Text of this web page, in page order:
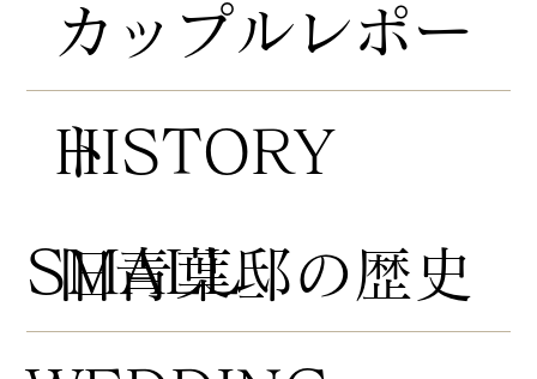
HISTORY
​旧青葉邸の歴史
​カップルレポー
ト
​SMALL